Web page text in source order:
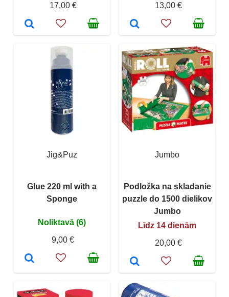
17,00 €
13,00 €
Jig&Puz
Glue 220 ml with a
Sponge
Noliktavā (6)
9,00 €
Jumbo
Podložka na skladanie
puzzle do 1500 dielikov
Jumbo
Līdz 14 dienām
20,00 €